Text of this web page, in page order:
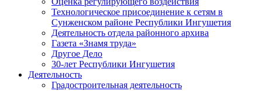
Технологическое присоединение к сетям в
Сунженском районе Республики Ингушетия
Деятельность отдела районного архива
Газета «Знамя труда»
Другое Дело
30-лет Республики Ингушетия
Деятельность
Градостроительная деятельность